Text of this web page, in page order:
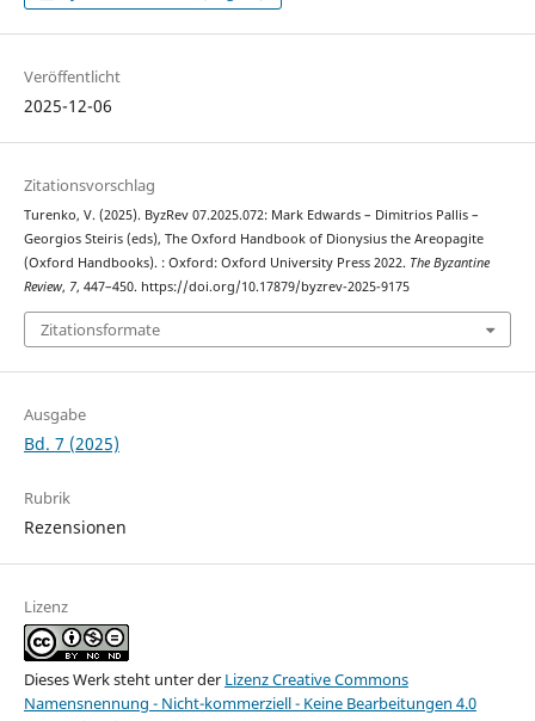
Veröffentlicht
2025-12-06
Zitationsvorschlag
Turenko, V. (2025). ByzRev 07.2025.072: Mark Edwards – Dimitrios Pallis –
Georgios Steiris (eds), The Oxford Handbook of Dionysius the Areopagite
(Oxford Handbooks). : Oxford: Oxford University Press 2022. The Byzantine
Review, 7, 447–450. https://doi.org/10.17879/byzrev-2025-9175
Zitationsformate
Ausgabe
Bd. 7 (2025)
Rubrik
Rezensionen
Lizenz
Dieses Werk steht unter der Lizenz Creative Commons
Namensnennung - Nicht-kommerziell - Keine Bearbeitungen 4.0